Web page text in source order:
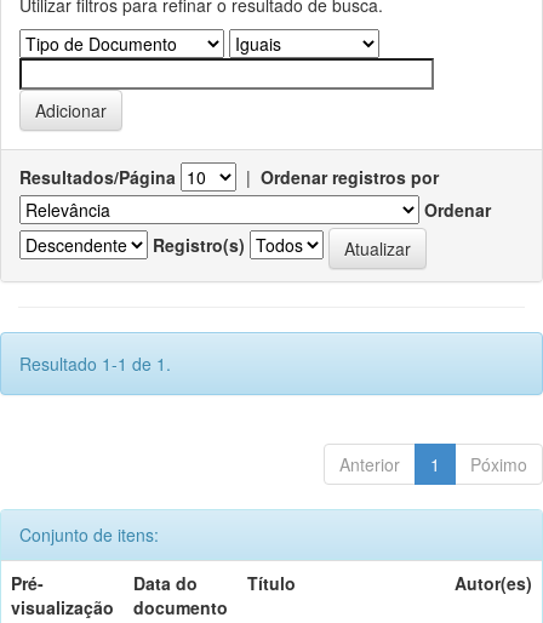
Resultados/Página | Ordenar registros por
Ordenar
Registro(s)
Resultado 1-1 de 1.
Anterior 1 Póximo
Conjunto de itens:
Pré-
visualização
Data do
documento
Título Autor(es)